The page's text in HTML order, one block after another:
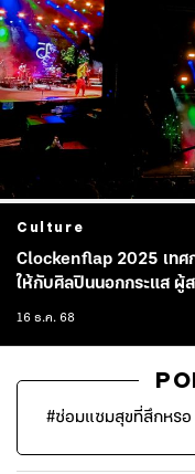
Culture
Clockenflap 2025 เทศ
ให้กับศิลปินนอกกระแส ผู้
16 ธ.ค. 68
#ซ่อมแซมสุขที่สึกหรอ